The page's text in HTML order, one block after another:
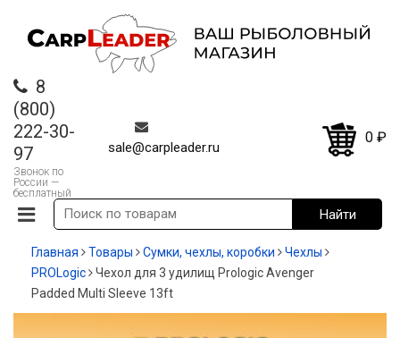
8
(800)
222-30-
97
Звонок по
России —
бесплатный
sale@carpleader.ru
0 ₽
Главная Товары Сумки, чехлы, коробки
Чехлы
PROLogic
Чехол для 3 удилищ Prologic Avenger
Padded Multi Sleeve 13ft